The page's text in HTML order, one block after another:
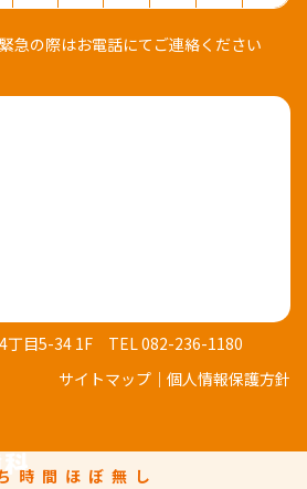
急の際はお電話にてご連絡ください
丁目5-34 1F
TEL 082-236-1180
サイトマップ ｜ 個人情報保護方針
時間ほぼ無し